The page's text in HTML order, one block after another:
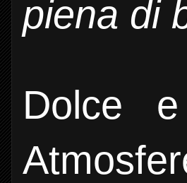
piena di
Dolce